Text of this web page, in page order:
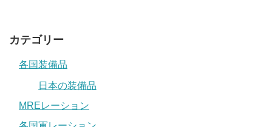
カテゴリー
各国装備品
日本の装備品
MREレーション